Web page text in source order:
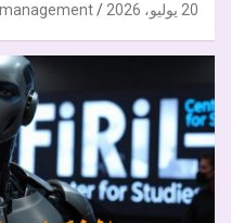
20 يوليو، 2026